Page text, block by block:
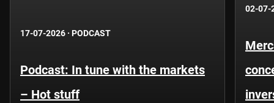
17-07-2026 · PODCAST
Podcast: In tune with the markets
– Hot stuff
02-07-